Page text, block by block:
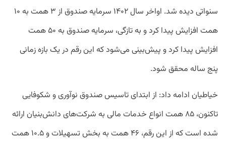
سنواتی دیده شد. اواخر سال ۱۴۰۲ سرمایه صندوق از ۳ همت به ۱۰
همت افزایش پیدا کرد و به تازگی، سرمایه صندوق به ۵۰ همت
افزایش پیدا کرد و پیش‌بینی می‌شود که این رقم در یک بازه زمانی
پنج ساله محقق شود.
خیاطیان ادامه داد: از ابتدای تاسیس صندوق نوآوری و شکوفایی
تاکنون، ۸۵ همت انواع خدمات مالی به شرکت‌های دانش‌بنیان ارائه
شده است که از این رقم، ۴۶ همت به بخش تسهیلات و ۱۰.۵ همت